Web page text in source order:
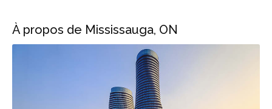
À propos de Mississauga, ON